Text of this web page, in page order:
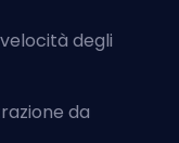
degli
da